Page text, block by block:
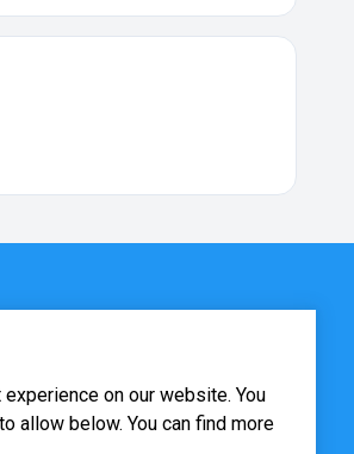
on our website. You
allow below. You can find more